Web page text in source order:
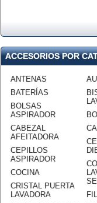
ACCESORIOS POR
ANTENAS
BATERÍAS
BOLSAS
ASPIRADOR
CABEZAL
AFEITADORA
CEPILLOS
ASPIRADOR
COCINA
CRISTAL PUERTA
LAVADORA